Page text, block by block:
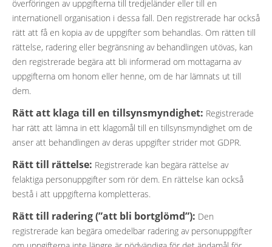
överföringen av uppgifterna till tredjeländer eller till en
internationell organisation i dessa fall. Den registrerade har också
rätt att få en kopia av de uppgifter som behandlas. Om rätten till
rättelse, radering eller begränsning av behandlingen utövas, kan
den registrerade begära att bli informerad om mottagarna av
uppgifterna om honom eller henne, om de har lämnats ut till
dem.
Rätt att klaga till en tillsynsmyndighet: Registrerade
har rätt att lämna in ett klagomål till en tillsynsmyndighet om de
anser att behandlingen av deras uppgifter strider mot GDPR.
Rätt till rättelse: Registrerade kan begära rättelse av
felaktiga personuppgifter som rör dem. En rättelse kan också
bestå i att uppgifterna kompletteras.
Rätt till radering (”att bli bortglömd”): Den
registrerade kan begära omedelbar radering av personuppgifter